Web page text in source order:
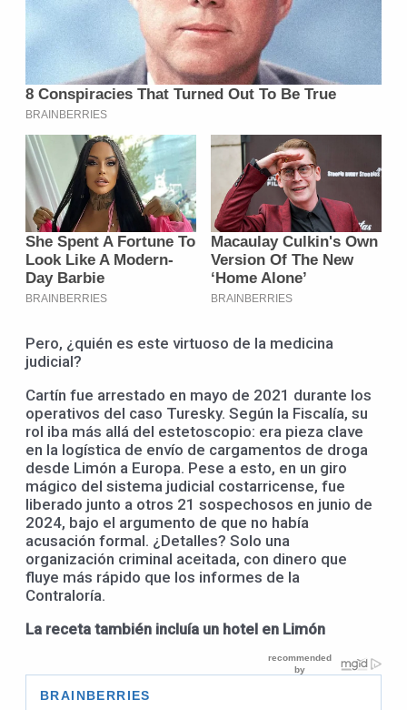
Pero, ¿quién es este virtuoso de la medicina
judicial?
Cartín fue arrestado en mayo de 2021 durante los
operativos del caso Turesky. Según la Fiscalía, su
rol iba más allá del estetoscopio: era pieza clave
en la logística de envío de cargamentos de droga
desde Limón a Europa. Pese a esto, en un giro
mágico del sistema judicial costarricense, fue
liberado junto a otros 21 sospechosos en junio de
2024, bajo el argumento de que no había
acusación formal. ¿Detalles? Solo una
organización criminal aceitada, con dinero que
fluye más rápido que los informes de la
Contraloría.
La receta también incluía un hotel en Limón